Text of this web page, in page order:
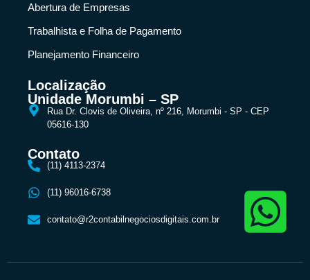
Abertura de Empresas
Trabalhista e Folha de Pagamento
Planejamento Financeiro
Localização
Unidade Morumbi – SP
Rua Dr. Clovis de Oliveira, nº 216, Morumbi - SP - CEP
05616-130
Contato
(11) 4113-2374
(11) 96016-6738
contato@r2contabilnegociosdigitais.com.br